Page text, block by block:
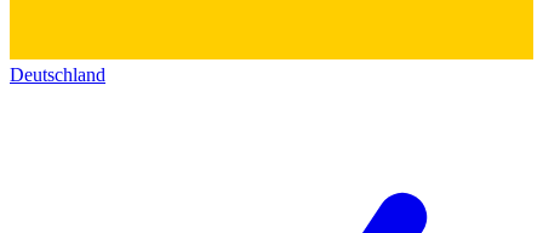
Deutschland